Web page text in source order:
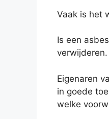
Vaak is het
Is een
Eigenaren
in goede
welke